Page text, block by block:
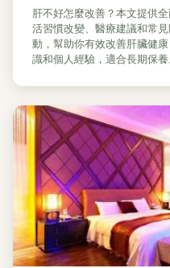
肝不好怎麼改善？本文提供
活習慣改變、醫療建議和常
動，幫助你有效改善肝臟健
識和個人經驗，適合長期保養